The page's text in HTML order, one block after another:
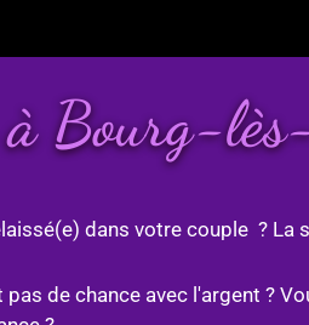
à Bourg-
dans votre couple ? La
pas de chance avec l'argent ?